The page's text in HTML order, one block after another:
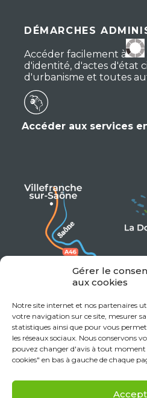
Gérer le
aux cookies
Notre site internet et nos partenaires
votre navigation sur ce site, mesurer
statistiques ainsi que pour vous
les réseaux sociaux. Nous conservons
pouvez changer d'avis à tout moment
cookies" en bas à gauche de chaque
DÉMARCHES
Accéder facilement à
d'identité, d'actes d'état
d'urbanisme et toutes
Accéder aux services